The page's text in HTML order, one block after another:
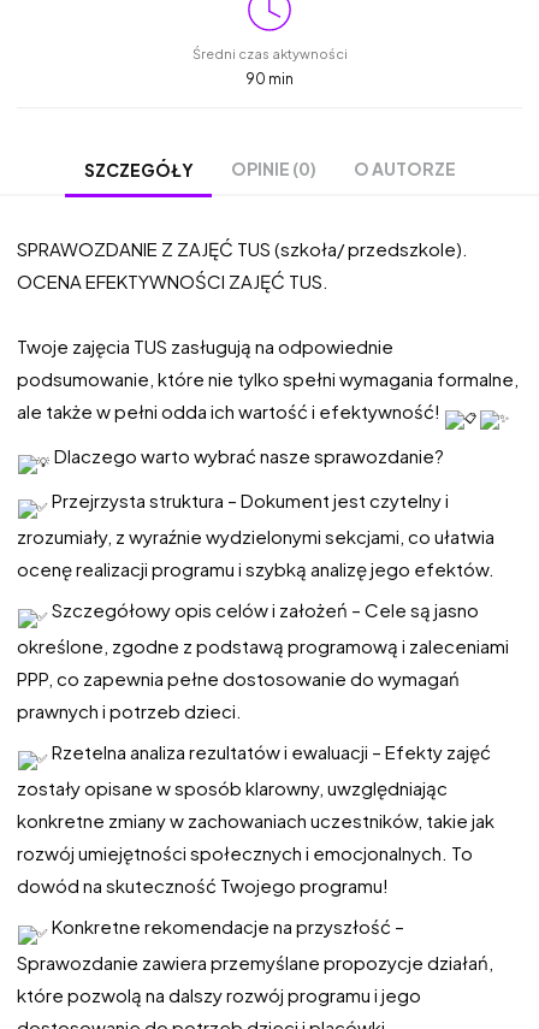
Średni czas aktywności
90 min
SZCZEGÓŁY OPINIE (0) O AUTORZE
SPRAWOZDANIE Z ZAJĘĆ TUS (szkoła/ przedszkole).
OCENA EFEKTYWNOŚCI ZAJĘĆ TUS.
Twoje zajęcia TUS zasługują na odpowiednie
podsumowanie, które nie tylko spełni wymagania formalne,
ale także w pełni odda ich wartość i efektywność!
Dlaczego warto wybrać nasze sprawozdanie?
Przejrzysta struktura – Dokument jest czytelny i
zrozumiały, z wyraźnie wydzielonymi sekcjami, co ułatwia
ocenę realizacji programu i szybką analizę jego efektów.
Szczegółowy opis celów i założeń – Cele są jasno
określone, zgodne z podstawą programową i zaleceniami
PPP, co zapewnia pełne dostosowanie do wymagań
prawnych i potrzeb dzieci.
Rzetelna analiza rezultatów i ewaluacji – Efekty zajęć
zostały opisane w sposób klarowny, uwzględniając
konkretne zmiany w zachowaniach uczestników, takie jak
rozwój umiejętności społecznych i emocjonalnych. To
dowód na skuteczność Twojego programu!
Konkretne rekomendacje na przyszłość –
Sprawozdanie zawiera przemyślane propozycje działań,
które pozwolą na dalszy rozwój programu i jego